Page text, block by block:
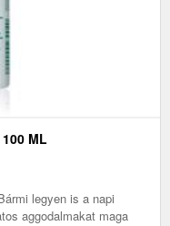
100 ML
legyen is a napi
aggodalmakat maga